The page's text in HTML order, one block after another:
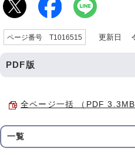
ページ番号 T1016515 更新日 令
PDF版
全ページ一括 （PDF 3.3MB
一覧